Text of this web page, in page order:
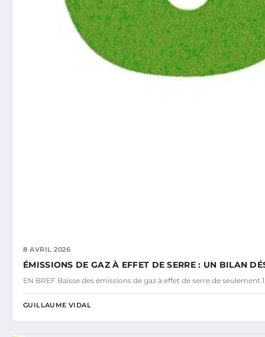
8 AVRIL 2026
ÉMISSIONS DE GAZ À EFFET DE SERRE : UN BILAN
EN BREF Baisse des émissions de gaz à effet de serre de seulement
GUILLAUME VIDAL